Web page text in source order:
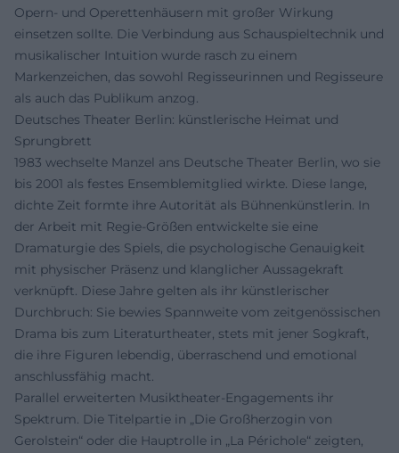
Opern- und Operettenhäusern mit großer Wirkung
einsetzen sollte. Die Verbindung aus Schauspieltechnik und
musikalischer Intuition wurde rasch zu einem
Markenzeichen, das sowohl Regisseurinnen und Regisseure
als auch das Publikum anzog.
Deutsches Theater Berlin: künstlerische Heimat und
Sprungbrett
1983 wechselte Manzel ans Deutsche Theater Berlin, wo sie
bis 2001 als festes Ensemblemitglied wirkte. Diese lange,
dichte Zeit formte ihre Autorität als Bühnenkünstlerin. In
der Arbeit mit Regie-Größen entwickelte sie eine
Dramaturgie des Spiels, die psychologische Genauigkeit
mit physischer Präsenz und klanglicher Aussagekraft
verknüpft. Diese Jahre gelten als ihr künstlerischer
Durchbruch: Sie bewies Spannweite vom zeitgenössischen
Drama bis zum Literaturtheater, stets mit jener Sogkraft,
die ihre Figuren lebendig, überraschend und emotional
anschlussfähig macht.
Parallel erweiterten Musiktheater-Engagements ihr
Spektrum. Die Titelpartie in „Die Großherzogin von
Gerolstein“ oder die Hauptrolle in „La Périchole“ zeigten,